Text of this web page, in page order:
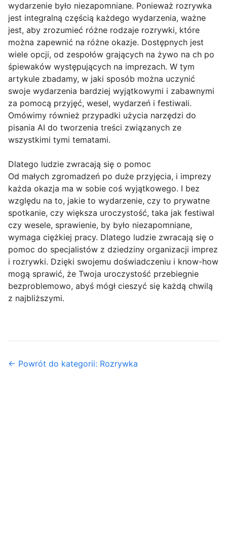
wydarzenie było niezapomniane. Ponieważ rozrywka
jest integralną częścią każdego wydarzenia, ważne
jest, aby zrozumieć różne rodzaje rozrywki, które
można zapewnić na różne okazje. Dostępnych jest
wiele opcji, od zespołów grających na żywo na ch po
śpiewaków występujących na imprezach. W tym
artykule zbadamy, w jaki sposób można uczynić
swoje wydarzenia bardziej wyjątkowymi i zabawnymi
za pomocą przyjęć, wesel, wydarzeń i festiwali.
Omówimy również przypadki użycia narzędzi do
pisania AI do tworzenia treści związanych ze
wszystkimi tymi tematami.
Dlatego ludzie zwracają się o pomoc
Od małych zgromadzeń po duże przyjęcia, i imprezy
każda okazja ma w sobie coś wyjątkowego. I bez
względu na to, jakie to wydarzenie, czy to prywatne
spotkanie, czy większa uroczystość, taka jak festiwal
czy wesele, sprawienie, by było niezapomniane,
wymaga ciężkiej pracy. Dlatego ludzie zwracają się o
pomoc do specjalistów z dziedziny organizacji imprez
i rozrywki. Dzięki swojemu doświadczeniu i know-how
mogą sprawić, że Twoja uroczystość przebiegnie
bezproblemowo, abyś mógł cieszyć się każdą chwilą
z najbliższymi.
← Powrót do kategorii: Rozrywka